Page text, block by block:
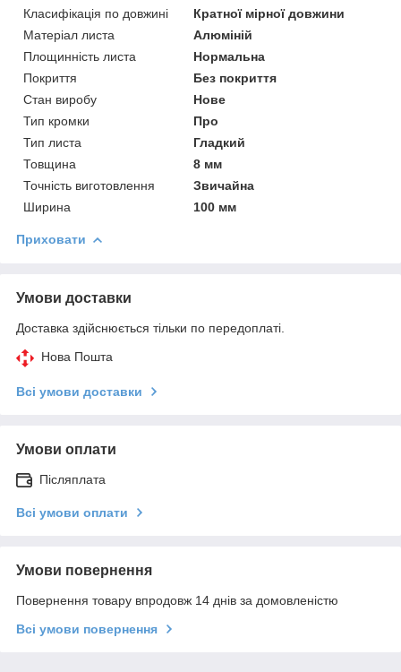
Класифікація по довжині
Кратної мірної довжини
Матеріал листа
Алюміній
Площинність листа
Нормальна
Покриття
Без покриття
Стан виробу
Нове
Тип кромки
Про
Тип листа
Гладкий
Товщина
8 мм
Точність виготовлення
Звичайна
Ширина
100 мм
Приховати
Умови доставки
Доставка здійснюється тільки по передоплаті.
Нова Пошта
Всі умови доставки
Умови оплати
Післяплата
Всі умови оплати
Умови повернення
Повернення товару впродовж 14 днів за домовленістю
Всі умови повернення